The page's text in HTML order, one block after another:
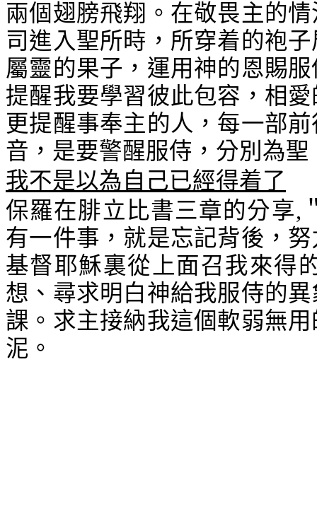
兩個翅膀飛翔。在敬畏主的
司進入聖所時，所穿着的袍
屬靈的果子，運用神的恩賜
提醒我要學習彼此包容，相
更提醒事奉主的人，每一部
音，是要警醒服侍，分別為聖
我不是以為自己已經得着了
保羅在腓立比書三章的分享,
有一件事，就是忘記背後，
基督耶穌裏從上面召我來得
想、尋求明白神給我服侍的
課。求主接納我這個軟弱無
泥。